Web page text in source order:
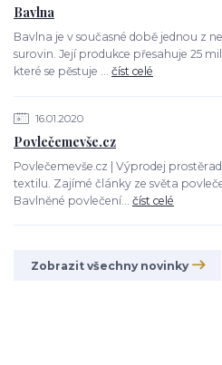
Bavlna
Bavlna je v současné době jednou z
surovin. Její produkce přesahuje 25
které se pěstuje ... číst celé
16.01.2020
Povlečemevše.cz
Povlečemevše.cz | Výprodej
textilu. Zajímé články ze světa
Bavlněné povlečení... číst celé
Zobrazit všechny novinky